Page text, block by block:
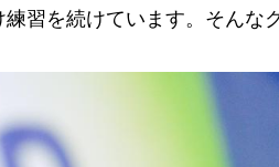
習を続けています。そんな